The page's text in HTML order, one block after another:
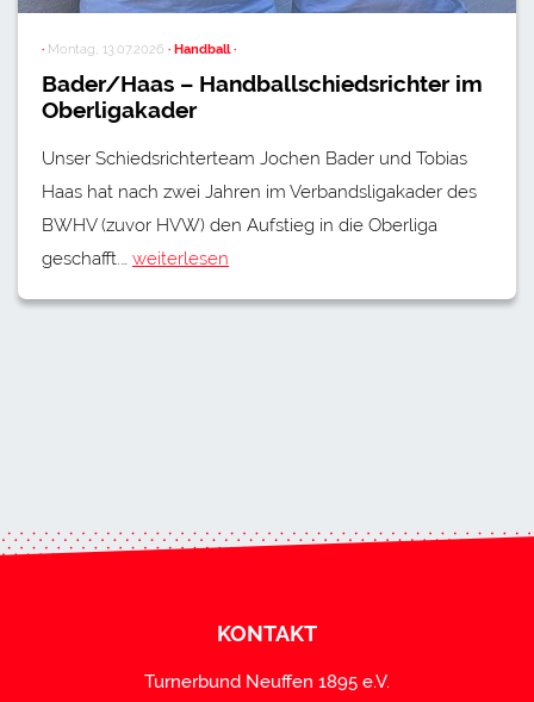
· Montag, 13.07.2026 · Handball ·
Bader/Haas – Handballschiedsrichter im
Oberligakader
Unser Schiedsrichterteam Jochen Bader und Tobias
Haas hat nach zwei Jahren im Verbandsligakader des
BWHV (zuvor HVW) den Aufstieg in die Oberliga
geschafft.… weiterlesen
KONTAKT
Turnerbund Neuffen 1895 e.V.